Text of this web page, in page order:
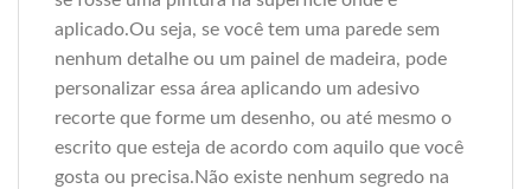
aplicado.Ou seja, se você tem uma parede sem
nenhum detalhe ou um painel de madeira, pode
personalizar essa área aplicando um adesivo
recorte que forme um desenho, ou até mesmo o
escrito que esteja de acordo com aquilo que você
gosta ou precisa.Não existe nenhum segredo na